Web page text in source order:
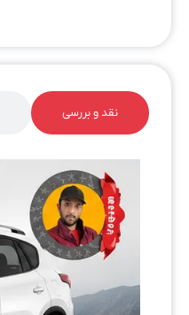
نقد و بررسی